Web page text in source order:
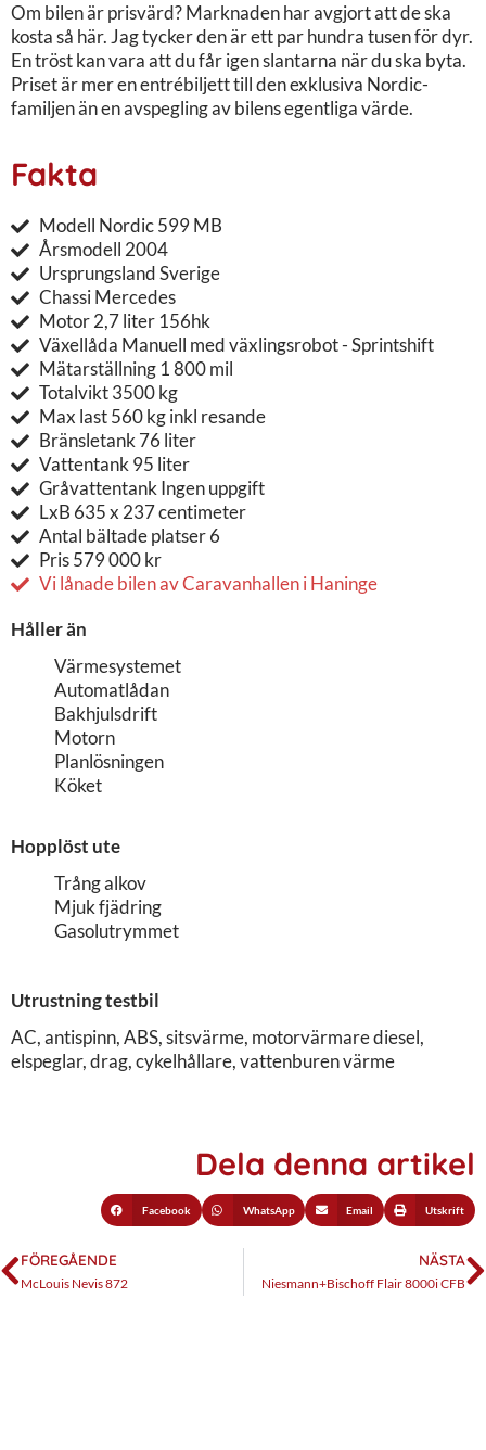
Om bilen är prisvärd? Marknaden har avgjort att de ska
kosta så här. Jag tycker den är ett par hundra tusen för dyr.
En tröst kan vara att du får igen slantarna när du ska byta.
Priset är mer en entrébiljett till den exklusiva Nordic-
familjen än en avspegling av bilens egentliga värde.
Fakta
Modell Nordic 599 MB
Årsmodell 2004
Ursprungsland Sverige
Chassi Mercedes
Motor 2,7 liter 156hk
Växellåda Manuell med växlingsrobot - Sprintshift
Mätarställning 1 800 mil
Totalvikt 3500 kg
Max last 560 kg inkl resande
Bränsletank 76 liter
Vattentank 95 liter
Gråvattentank Ingen uppgift
LxB 635 x 237 centimeter
Antal bältade platser 6
Pris 579 000 kr
Vi lånade bilen av Caravanhallen i Haninge
Håller än
Värmesystemet
Automatlådan
Bakhjulsdrift
Motorn
Planlösningen
Köket
Hopplöst ute
Trång alkov
Mjuk fjädring
Gasolutrymmet
Utrustning testbil
AC, antispinn, ABS, sitsvärme, motorvärmare diesel,
elspeglar, drag, cykelhållare, vattenburen värme
Dela denna artikel
Facebook WhatsApp Email Utskrift
FÖREGÅENDE
McLouis Nevis 872
NÄSTA
Niesmann+Bischoff Flair 8000i CFB